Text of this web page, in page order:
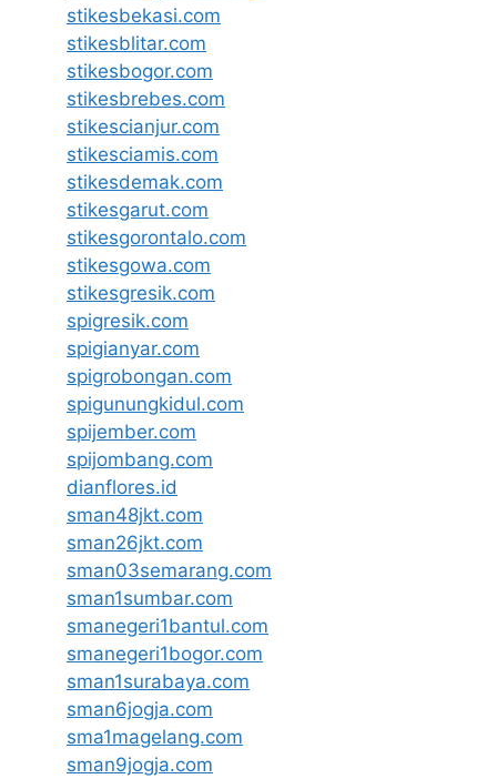
stikesbekasi.com
stikesblitar.com
stikesbogor.com
stikesbrebes.com
stikescianjur.com
stikesciamis.com
stikesdemak.com
stikesgarut.com
stikesgorontalo.com
stikesgowa.com
stikesgresik.com
spigresik.com
spigianyar.com
spigrobongan.com
spigunungkidul.com
spijember.com
spijombang.com
dianflores.id
sman48jkt.com
sman26jkt.com
sman03semarang.com
sman1sumbar.com
smanegeri1bantul.com
smanegeri1bogor.com
sman1surabaya.com
sman6jogja.com
sma1magelang.com
sman9jogja.com